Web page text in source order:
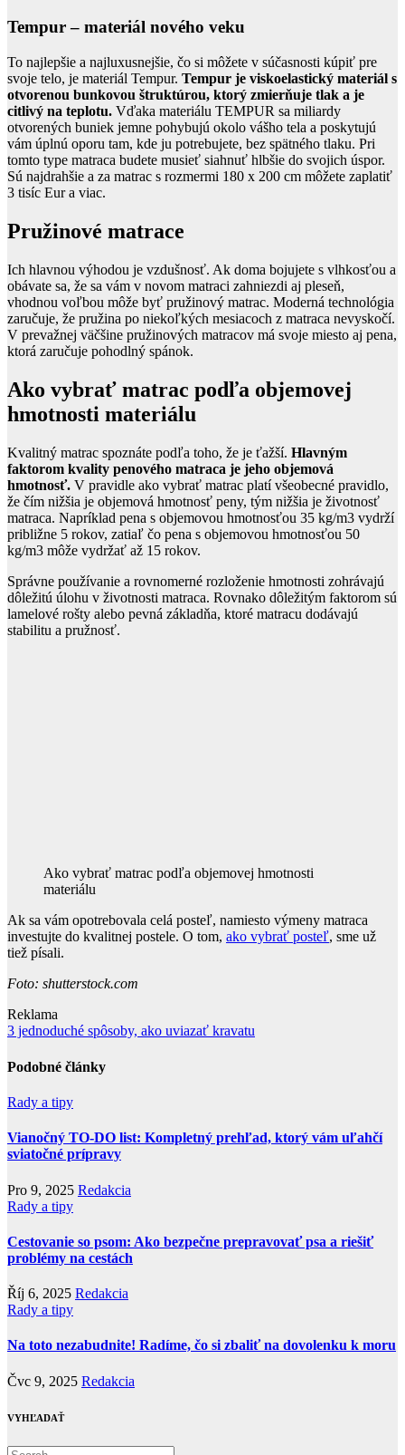
Tempur – materiál nového veku
To najlepšie a najluxusnejšie, čo si môžete v súčasnosti kúpiť pre
svoje telo, je materiál Tempur. Tempur je viskoelastický materiál s
otvorenou bunkovou štruktúrou, ktorý zmierňuje tlak a je
citlivý na teplotu. Vďaka materiálu TEMPUR sa miliardy
otvorených buniek jemne pohybujú okolo vášho tela a poskytujú
vám úplnú oporu tam, kde ju potrebujete, bez spätného tlaku. Pri
tomto type matraca budete musieť siahnuť hlbšie do svojich úspor.
Sú najdrahšie a za matrac s rozmermi 180 x 200 cm môžete zaplatiť
3 tisíc Eur a viac.
Pružinové matrace
Ich hlavnou výhodou je vzdušnosť. Ak doma bojujete s vlhkosťou a
obávate sa, že sa vám v novom matraci zahniezdi aj pleseň,
vhodnou voľbou môže byť pružinový matrac. Moderná technológia
zaručuje, že pružina po niekoľkých mesiacoch z matraca nevyskočí.
V prevažnej väčšine pružinových matracov má svoje miesto aj pena,
ktorá zaručuje pohodlný spánok.
Ako vybrať matrac podľa objemovej
hmotnosti materiálu
Kvalitný matrac spoznáte podľa toho, že je ťažší. Hlavným
faktorom kvality penového matraca je jeho objemová
hmotnosť. V pravidle ako vybrať matrac platí všeobecné pravidlo,
že čím nižšia je objemová hmotnosť peny, tým nižšia je životnosť
matraca. Napríklad pena s objemovou hmotnosťou 35 kg/m3 vydrží
približne 5 rokov, zatiaľ čo pena s objemovou hmotnosťou 50
kg/m3 môže vydržať až 15 rokov.
Správne používanie a rovnomerné rozloženie hmotnosti zohrávajú
dôležitú úlohu v životnosti matraca. Rovnako dôležitým faktorom sú
lamelové rošty alebo pevná základňa, ktoré matracu dodávajú
stabilitu a pružnosť.
Ako vybrať matrac podľa objemovej hmotnosti
materiálu
Ak sa vám opotrebovala celá posteľ, namiesto výmeny matraca
investujte do kvalitnej postele. O tom, ako vybrať posteľ, sme už
tiež písali.
Foto: shutterstock.com
Reklama
Navigace
pro
3 jednoduché spôsoby, ako uviazať kravatu
Podobné články
Rady a tipy
Vianočný TO-DO list: Kompletný prehľad, ktorý vám uľahčí
sviatočné prípravy
Pro 9, 2025 Redakcia
Rady a tipy
Cestovanie so psom: Ako bezpečne prepravovať psa a riešiť
problémy na cestách
Říj 6, 2025 Redakcia
Rady a tipy
Na toto nezabudnite! Radíme, čo si zbaliť na dovolenku k moru
Čvc 9, 2025 Redakcia
VYHĽADAŤ